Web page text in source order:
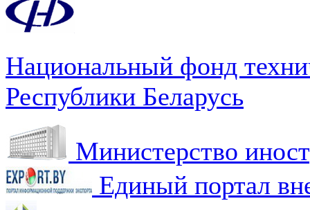
Национальный фонд
Республики Беларусь
Министерство
Единый портал